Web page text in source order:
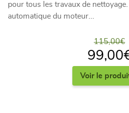
pour tous les travaux de
automatique du moteur...
115,00€
99,00
Voir le